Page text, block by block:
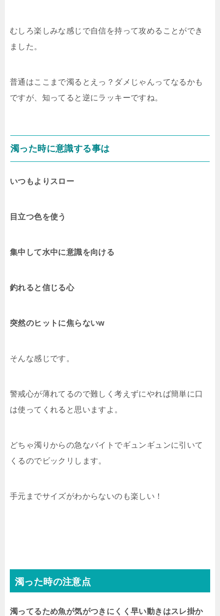
むしろ楽しみな感じで自信を持って攻めることができ
ました。
普通はここまで濁るとえっ？ダメじゃんってなるかも
ですが、知ってると逆にラッキーですね。
濁った時に意識する事は
いつもよりスロー
目立つ色を使う
集中して水中に意識を向ける
釣れると信じる心
突然のヒットに焦らないw
そんな感じです。
警戒心が薄れてるので難しく考えずにやれば簡単に口
は使ってくれると思いますよ。
どちゃ濁りからの急なバイトでギュンギュンに引いて
くるのでビックリします。
手元までサイズがわからないのも楽しい！
濁った時の注意点
濁ってるため魚が気がつきにくく早い動きはスレ掛か